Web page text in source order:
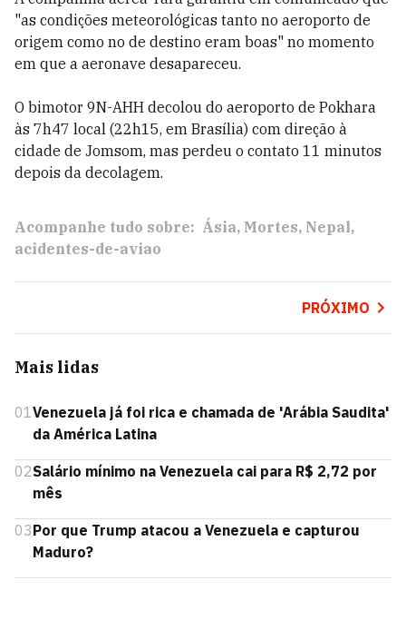
"as condições meteorológicas tanto no aeroporto de
origem como no de destino eram boas" no momento
em que a aeronave desapareceu.
O bimotor 9N-AHH decolou do aeroporto de Pokhara
às 7h47 local (22h15, em Brasília) com direção à
cidade de Jomsom, mas perdeu o contato 11 minutos
depois da decolagem.
Acompanhe tudo sobre: Ásia Mortes Nepal
acidentes-de-aviao
PRÓXIMO
Mais lidas
01Venezuela já foi rica e chamada de 'Arábia Saudita'
da América Latina
02Salário mínimo na Venezuela cai para R$ 2,72 por
mês
03Por que Trump atacou a Venezuela e capturou
Maduro?